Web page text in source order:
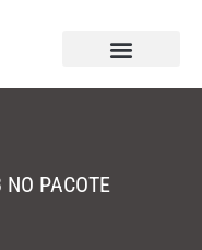
PACOTE